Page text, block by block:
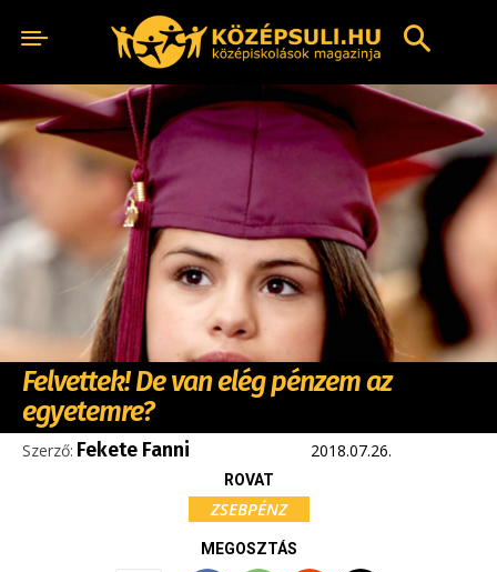
Felvettek! De van elég pénzem az
egyetemre?
Szerző: Fekete Fanni 2018.07.26.
ROVAT
ZSEBPÉNZ
MEGOSZTÁS